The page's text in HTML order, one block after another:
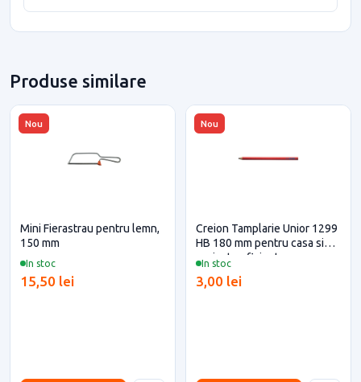
Produse similare
Nou
In stoc
Mini Fierastrau pentru lemn,
150 mm
15,50 lei
Nou
In stoc
Creion Tamplarie Unior 1299
HB 180 mm pentru casa si
proiecte eficiente
3,00 lei